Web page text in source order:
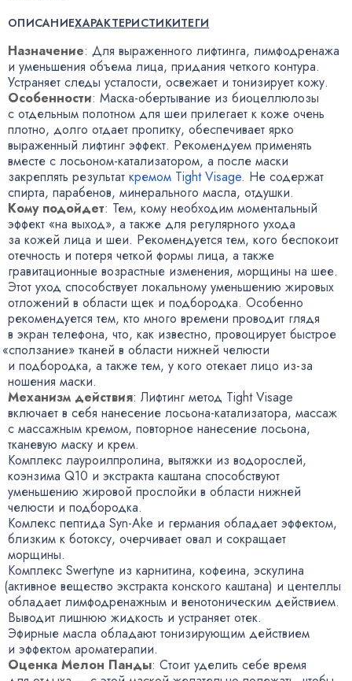
ОПИСАНИЕХАРАКТЕРИСТИКИТЕГИ
Назначение: Для выраженного лифтинга, лимфодренажа
и уменьшения объема лица, придания четкого контура.
Устраняет следы усталости, освежает и тонизирует кожу.
Особенности: Маска-обертывание из биоцеллюлозы
с отдельным полотном для шеи прилегает к коже очень
плотно, долго отдает пропитку, обеспечивает ярко
выраженный лифтинг эффект. Рекомендуем применять
вместе с лосьоном-катализатором, а после маски
закреплять результат кремом Tight Visage. Не содержат
спирта, парабенов, минерального масла, отдушки.
Кому подойдет: Тем, кому необходим моментальный
эффект «на выход», а также для регулярного ухода
за кожей лица и шеи. Рекомендуется тем, кого беспокоит
отечность и потеря четкой формы лица, а также
гравитационные возрастные изменения, морщины на шее.
Этот уход способствует локальному уменьшению жировых
отложений в области щек и подбородка. Особенно
рекомендуется тем, кто много времени проводит глядя
в экран телефона, что, как известно, провоцирует быстрое
«сползание» тканей в области нижней челюсти
и подбородка, а также тем, у кого отекает лицо из-за
ношения маски.
Механизм действия: Лифтинг метод Tight Visage
включает в себя нанесение лосьона-катализатора, массаж
с массажным кремом, повторное нанесение лосьона,
тканевую маску и крем.
Комплекс лауроилпролина, вытяжки из водорослей,
коэнзима Q10 и экстракта каштана способствуют
уменьшению жировой прослойки в области нижней
челюсти и подбородка.
Комлекс пептида Syn-Ake и германия обладает эффектом,
близким к ботоксу, очерчивает овал и сокращает
морщины.
Комплекс Swertyne из карнитина, кофеина, эскулина
(активное вещество экстракта конского каштана) и центеллы
обладает лимфодренажным и венотоническим действием.
Выводит лишнюю жидкость и устраняет отек.
Эфирные масла обладают тонизирующим действием
и эффектом ароматерапии.
Оценка Мелон Панды: Стоит уделить себе время